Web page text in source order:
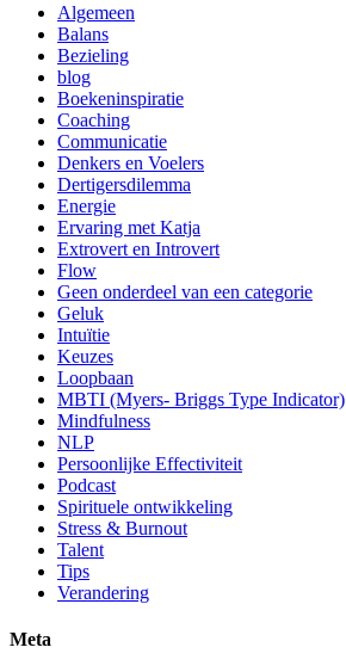
Algemeen
Balans
Bezieling
blog
Boekeninspiratie
Coaching
Communicatie
Denkers en Voelers
Dertigersdilemma
Energie
Ervaring met Katja
Extrovert en Introvert
Flow
Geen onderdeel van een categorie
Geluk
Intuïtie
Keuzes
Loopbaan
MBTI (Myers- Briggs Type Indicator)
Mindfulness
NLP
Persoonlijke Effectiviteit
Podcast
Spirituele ontwikkeling
Stress & Burnout
Talent
Tips
Verandering
Meta